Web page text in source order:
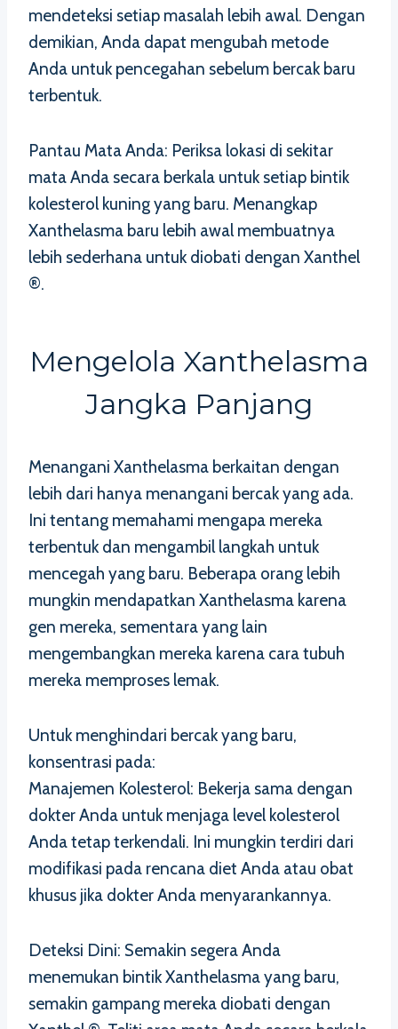
mendeteksi setiap masalah lebih awal. Dengan
demikian, Anda dapat mengubah metode
Anda untuk pencegahan sebelum bercak baru
terbentuk.
Pantau Mata Anda: Periksa lokasi di sekitar
mata Anda secara berkala untuk setiap bintik
kolesterol kuning yang baru. Menangkap
Xanthelasma baru lebih awal membuatnya
lebih sederhana untuk diobati dengan Xanthel
®.
Mengelola Xanthelasma
Jangka Panjang
Menangani Xanthelasma berkaitan dengan
lebih dari hanya menangani bercak yang ada.
Ini tentang memahami mengapa mereka
terbentuk dan mengambil langkah untuk
mencegah yang baru. Beberapa orang lebih
mungkin mendapatkan Xanthelasma karena
gen mereka, sementara yang lain
mengembangkan mereka karena cara tubuh
mereka memproses lemak.
Untuk menghindari bercak yang baru,
konsentrasi pada:
Manajemen Kolesterol: Bekerja sama dengan
dokter Anda untuk menjaga level kolesterol
Anda tetap terkendali. Ini mungkin terdiri dari
modifikasi pada rencana diet Anda atau obat
khusus jika dokter Anda menyarankannya.
Deteksi Dini: Semakin segera Anda
menemukan bintik Xanthelasma yang baru,
semakin gampang mereka diobati dengan